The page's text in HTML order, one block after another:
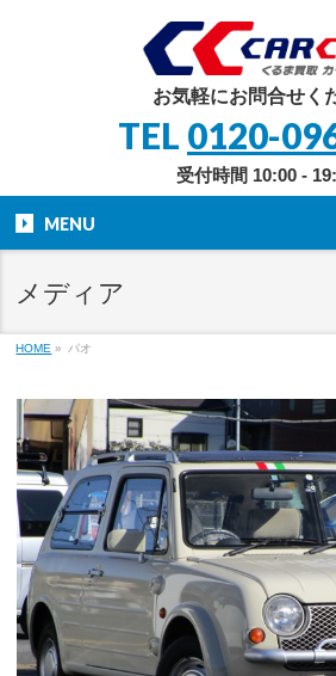
お気軽にお問合せく
TEL 0120-
受付時間 10:00 -
MENU
メディア
HOME » パオ